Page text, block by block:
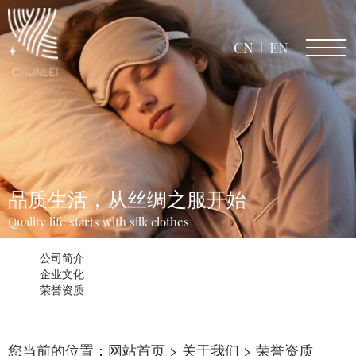
CN EN
品质生活，从丝绸之服开始
Quality life starts with silk clothes
公司简介
企业文化
荣誉资质
您当前的位置： 网站首页 > 关于我们 > 荣誉资质